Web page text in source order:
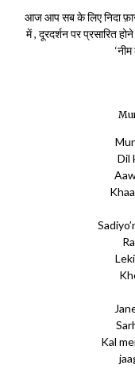
आज आप सब के लिए निदा
में , दूरदर्शन पर प्रसारित
Dil
Kal